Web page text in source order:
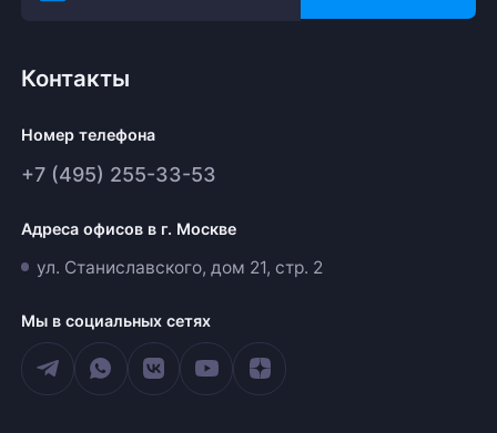
Контакты
Номер телефона
+7 (495) 255-33-53
Адреса офисов в г. Москве
ул. Станиславского, дом 21, стр. 2
Мы в социальных сетях